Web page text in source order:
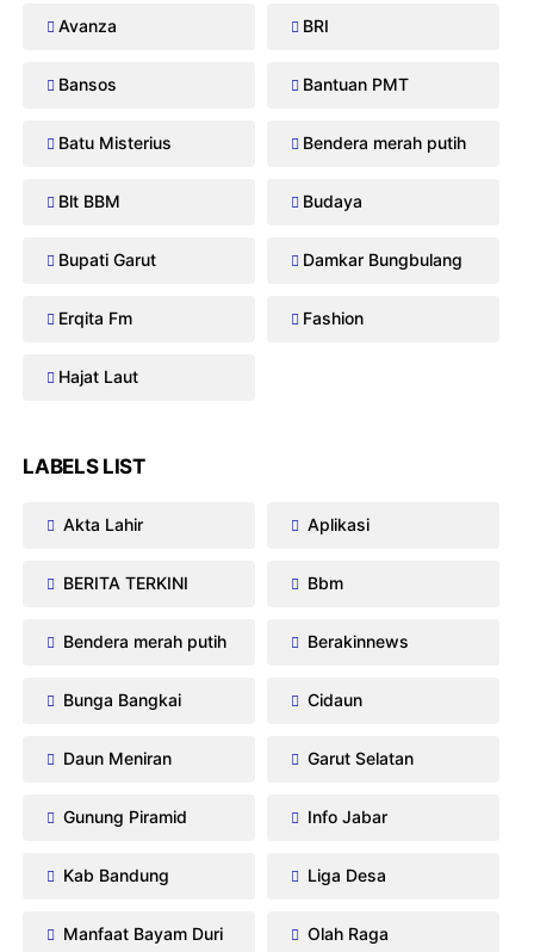
Avanza BRI
Bansos Bantuan PMT
Batu Misterius Bendera merah putih
Blt BBM Budaya
Bupati Garut Damkar Bungbulang
Erqita Fm Fashion
Hajat Laut
LABELS LIST
Akta Lahir Aplikasi
BERITA TERKINI Bbm
Bendera merah putih Berakinnews
Bunga Bangkai Cidaun
Daun Meniran Garut Selatan
Gunung Piramid Info Jabar
Kab Bandung Liga Desa
Manfaat Bayam Duri Olah Raga